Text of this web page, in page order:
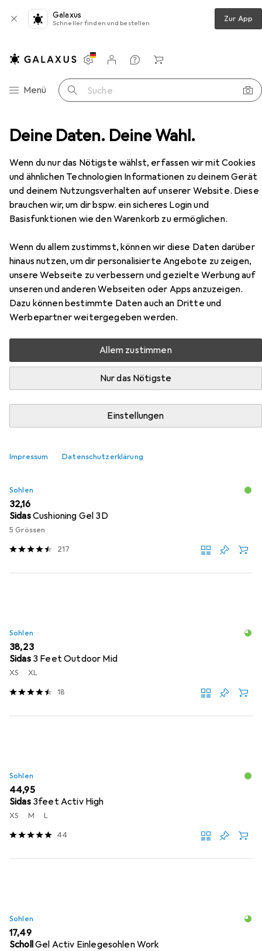
Deine Daten. Deine Wahl.
Wenn du nur das Nötigste wählst, erfassen wir mit Cookies
und ähnlichen Technologien Informationen zu deinem Gerät
und deinem Nutzungsverhalten auf unserer Website. Diese
brauchen wir, um dir bspw. ein sicheres Login und
Basisfunktionen wie den Warenkorb zu ermöglichen.
Wenn du allem zustimmst, können wir diese Daten darüber
hinaus nutzen, um dir personalisierte Angebote zu zeigen,
unsere Webseite zu verbessern und gezielte Werbung auf
unseren und anderen Webseiten oder Apps anzuzeigen.
Dazu können bestimmte Daten auch an Dritte und
Werbepartner weitergegeben werden.
Allem zustimmen
Nur das Nötigste
Einstellungen
Impressum Datenschutzerklärung
Galaxus
Schneller finden und bestellen Zur App
Navigation nach Kategorien
Menü Suche
Einstellungen
Kundenkonto
Vergleichslisten
Merklisten
Warenkorb
Sicherheitsschuhe Uvex Stiefel S3 SRC Weite 11
EUR
117,84
UvexStiefel S3 SRC Weite 11
18 Grössen
Zubehör für Uvex Stiefel S3 SRC
Weite 11
Stiefel S3 SRC Weite 11 aus der Kategorie Sohlen.
Sohlen
EUR
32,16
SidasCushioning Gel 3D
5 Grössen
217
Sohlen
EUR
38,23
Sidas 3 Feet Outdoor Mid
XS XL
18
Sohlen
EUR
44,95
Sidas 3feet Activ High
XS M L
44
Sohlen
EUR
17,49
SchollGel Activ Einlegesohlen Work